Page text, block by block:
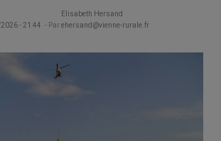
- 21:44 - Par
Elisabeth Hersand
ehersand@vienne-rurale.fr